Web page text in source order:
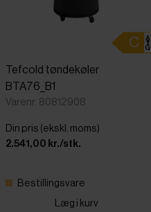
Tefcold tøndekøler
BTA76_B1
Varenr: 80812908
Din pris (ekskl. moms)
2.541,00 kr./stk.
Bestillingsvare
Læg i kurv